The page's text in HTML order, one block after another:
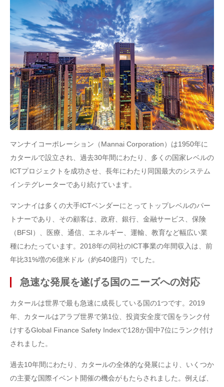
マンナイコーポレーション（Mannai Corporation）は1950年に
カタールで設立され、過去30年間にわたり、多くの国家レベルの
ICTプロジェクトを成功させ、長年にわたり同国最大のシステム
インテグレーターであり続けています。
マンナイは多くの大手ICTベンダーにとってトップレベルのパー
トナーであり、その顧客は、政府、銀行、金融サービス、保険
（BFSI）、医療、通信、エネルギー、運輸、教育など幅広い業
種にわたっています。2018年の同社のICT事業の年間収入は、前
年比31%増の6億米ドル（約640億円）でした。
急速な発展を遂げる国のニーズへの対応
カタールは世界で最も急速に成長している国の1つです。2019
年、カタールはアラブ世界で第1位、投資安全度で国をランク付
けするGlobal Finance Safety Indexで128か国中7位にランク付け
されました。
過去10年間にわたり、カタールの全体的な発展により、いくつか
の主要な国際イベント開催の機会がもたらされました。例えば、